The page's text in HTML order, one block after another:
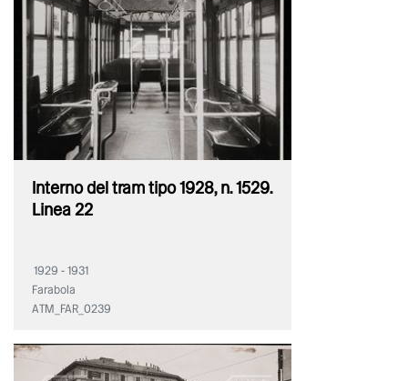
Interno del tram tipo 1928, n. 1529.
Linea 22
1929 - 1931
Farabola
ATM_FAR_0239